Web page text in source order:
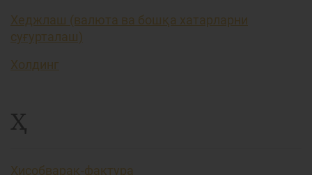
Хеджлаш (валюта ва бошқа хатарларни
суғурталаш)
Холдинг
Ҳ
Ҳисобварақ-фактура